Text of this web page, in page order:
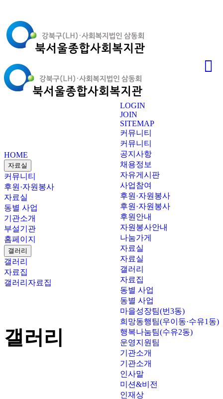
LOGIN
JOIN
SITEMAP
커뮤니티
커뮤니티
공지사항
채용정보
자유게시판
사업참여
후원·자원봉사
후원·자원봉사
후원안내
자원봉사안내
나눔가게
자료실
자료실
갤러리
자료집
동별 사업
동별 사업
마을성장팀(번3동)
희망동행팀(우이동·수유1동)
행복나눔팀(수유2동)
운영지원팀
기관소개
기관소개
인사말
미션&비전
인재상
HOME
자료실
커뮤니티
후원·자원봉사
자료실
동별 사업
기관소개
부설기관
홈페이지
갤러리
갤러리
자료집
갤러리 자료집
갤러리